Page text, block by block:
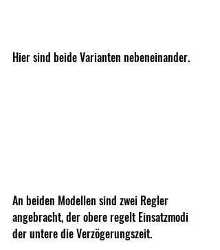
Hier sind beide Varianten nebeneinander.
An beiden Modellen sind zwei Regler
angebracht, der obere regelt Einsatzmodi
der untere die Verzögerungszeit.